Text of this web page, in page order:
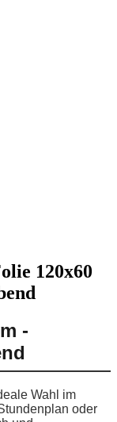
120x60
-
Wahl im
oder